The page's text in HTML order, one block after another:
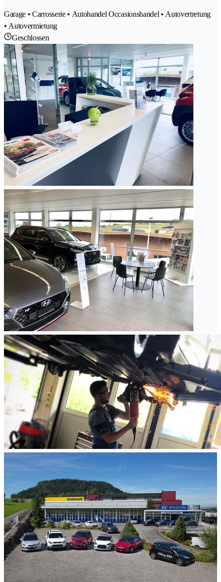
Garage • Carrosserie • Autohandel Occasionshandel • Autovertretung
• Autovermietung
Geschlossen